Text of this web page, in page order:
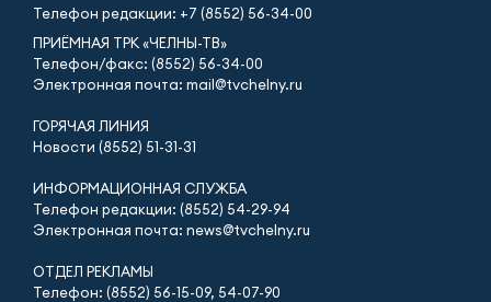
Телефон редакции: +7 (8552) 56-34-00
ПРИЁМНАЯ ТРК «ЧЕЛНЫ-ТВ»
Телефон/факс: (8552) 56-34-00
Электронная почта: mail@tvchelny.ru
ГОРЯЧАЯ ЛИНИЯ
Новости (8552) 51-31-31
ИНФОРМАЦИОННАЯ СЛУЖБА
Телефон редакции: (8552) 54-29-94
Электронная почта: news@tvchelny.ru
ОТДЕЛ РЕКЛАМЫ
Телефон: (8552) 56-15-09, 54-07-90